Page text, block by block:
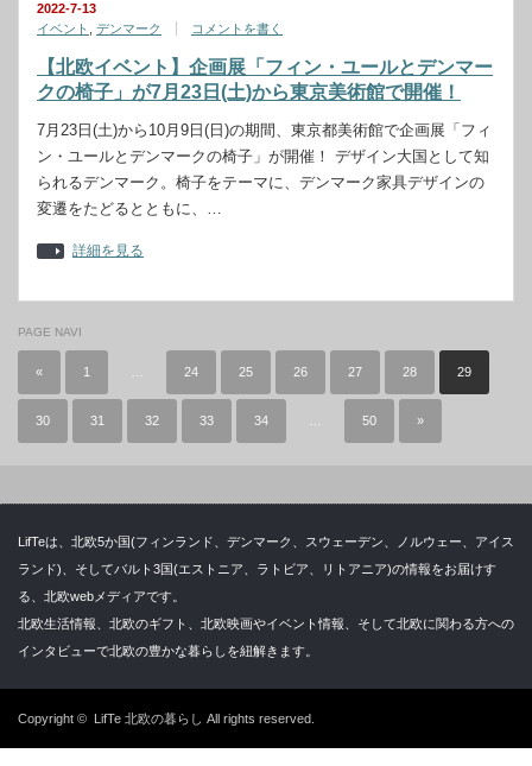
2022-7-13
イベント
デンマーク コメントを書く
【北欧イベント】企画展「フィン・ユールとデンマー
クの椅子」が7月23日(土)から東京美術館で開催！
7月23日(土)から10月9日(日)の期間、東京都美術館で企画展「フィ
ン・ユールとデンマークの椅子」が開催！ デザイン大国として知
られるデンマーク。椅子をテーマに、デンマーク家具デザインの
変遷をたどるとともに、…
詳細を見る
PAGE NAVI
« 1 24 25 26 27 28 29
30 31 32 33 34 50 »
LifTeは、北欧5か国(フィンランド、デンマーク、スウェーデン、ノルウェー、アイス
ランド)、そしてバルト3国(エストニア、ラトビア、リトアニア)の情報をお届けす
る、北欧webメディアです。
北欧生活情報、北欧のギフト、北欧映画やイベント情報、そして北欧に関わる方への
インタビューで北欧の豊かな暮らしを紐解きます。
Copyright © LifTe 北欧の暮らし All rights reserved.